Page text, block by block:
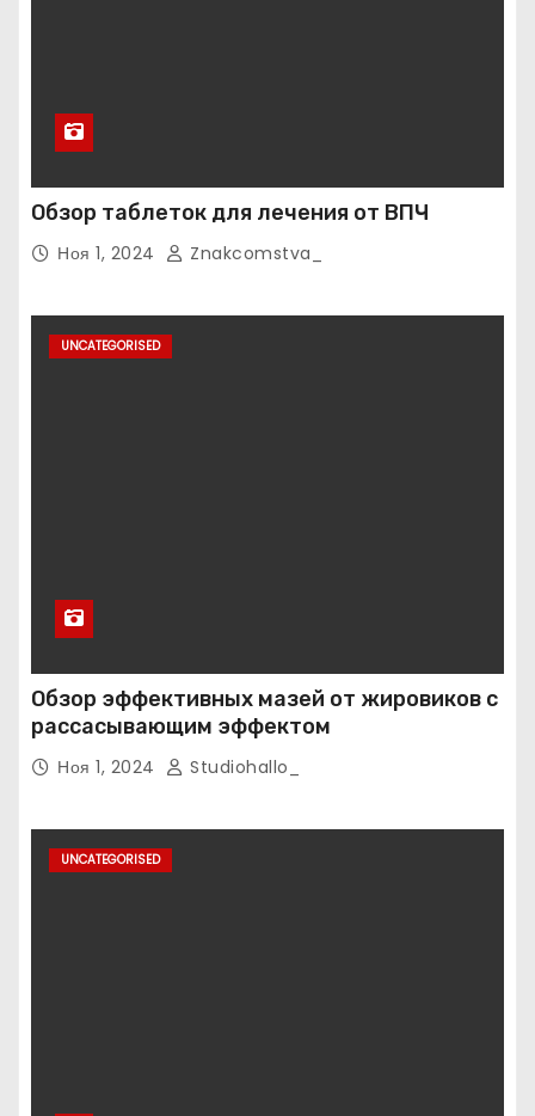
Обзор таблеток для лечения от ВПЧ
Ноя 1, 2024 Znakcomstva_
UNCATEGORISED
Обзор эффективных мазей от жировиков с
рассасывающим эффектом
Ноя 1, 2024 Studiohallo_
UNCATEGORISED